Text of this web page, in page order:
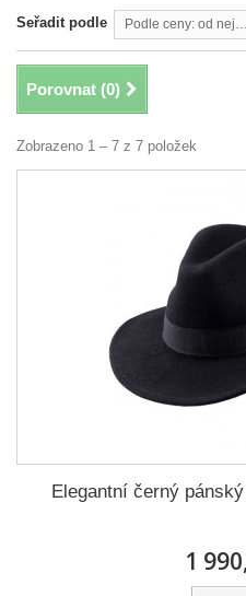
Seřadit podle Podle ceny: od nejvyšší
Porovnat (0)
Zobrazeno 1 – 7 z 7 položek
Elegantní černý
1